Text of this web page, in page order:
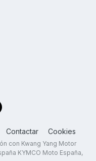
Contactar Cookies
con Kwang Yang Motor
KYMCO Moto España,